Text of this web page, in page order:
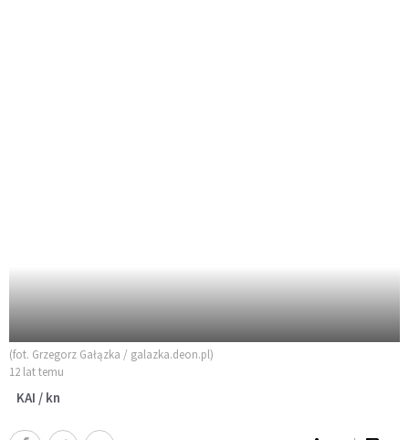
(fot. Grzegorz Gałązka / galazka.deon.pl)
12 lat temu
KAI / kn